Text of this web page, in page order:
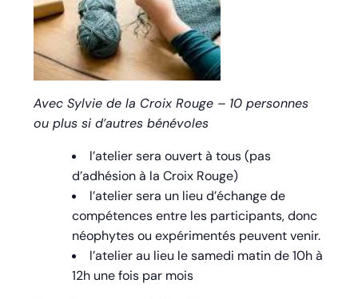
Avec Sylvie de la Croix Rouge – 10 personnes
ou plus si d’autres bénévoles
l’atelier sera ouvert à tous (pas
d’adhésion à la Croix Rouge)
l’atelier sera un lieu d’échange de
compétences entre les participants, donc
néophytes ou expérimentés peuvent venir.
l’atelier au lieu le samedi matin de 10h à
12h une fois par mois